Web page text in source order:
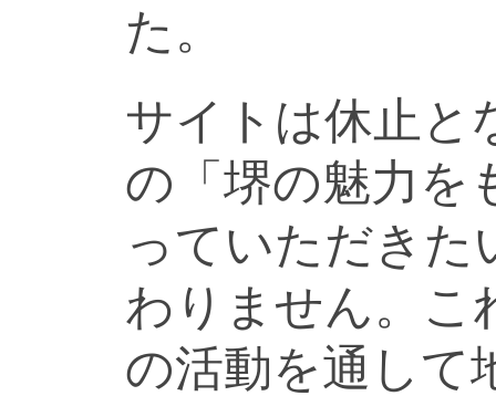
た。
サイトは休止と
の「堺の魅力を
っていただきた
わりません。こ
の活動を通して